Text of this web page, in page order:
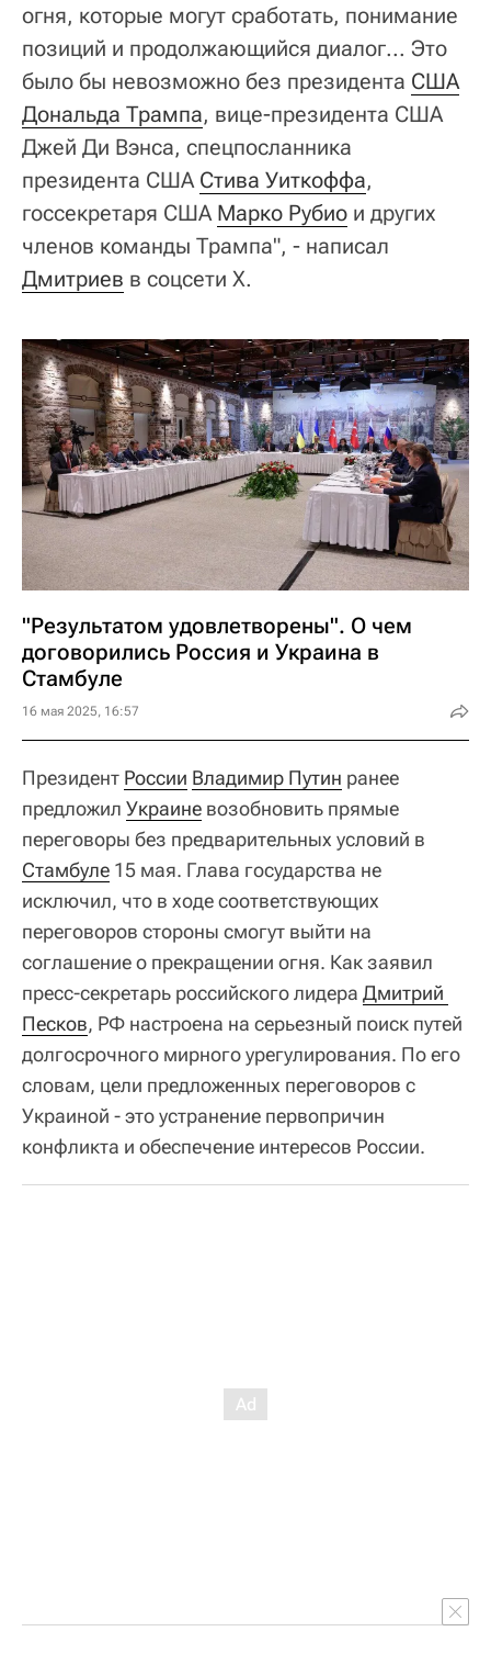
огня, которые могут сработать, понимание
позиций и продолжающийся диалог... Это
было бы невозможно без президента США
Дональда Трампа, вице-президента США
Джей Ди Вэнса, спецпосланника
президента США Стива Уиткоффа,
госсекретаря США Марко Рубио и других
членов команды Трампа", - написал
Дмитриев в соцсети X.
"Результатом удовлетворены". О чем
договорились Россия и Украина в
Стамбуле
16 мая 2025, 16:57
Президент России Владимир Путин ранее
предложил Украине возобновить прямые
переговоры без предварительных условий в
Стамбуле 15 мая. Глава государства не
исключил, что в ходе соответствующих
переговоров стороны смогут выйти на
соглашение о прекращении огня. Как заявил
пресс-секретарь российского лидера Дмитрий
Песков, РФ настроена на серьезный поиск путей
долгосрочного мирного урегулирования. По его
словам, цели предложенных переговоров с
Украиной - это устранение первопричин
конфликта и обеспечение интересов России.